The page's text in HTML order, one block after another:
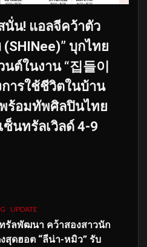
นั่น! แอลจีคว้าตัว
บุกไทย
ต์ในงาน “집들이
การใช้ชีวิตในบ้าน
ร้อมทัพศิลปินไทย
นทรัลเวิลด์ 4-9
UPDATE
รัลพัฒนา คว้าสองสาวนัก
สุดฮอต “ลีน่า-หมิว” รับ